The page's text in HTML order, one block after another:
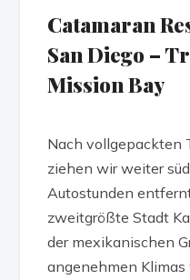
Catamaran
San Diego –
Mission Bay
Nach vollgepackten
ziehen wir weiter
Autostunden
zweitgrößte Stadt
der mexikanischen
angenehmen Klimas